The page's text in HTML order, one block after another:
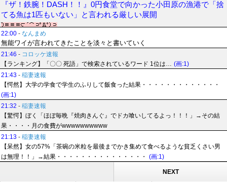
『ザ！鉄腕！DASH！！』0円食堂で向かった小田原の漁港で「捨
てる魚は1匹もいない」と言われる厳しい展開
22:00 - なんまめ
無能ワイが言われてきたことを淡々と書いていく
21:46 - コロッケ速報
【ランキング】「〇〇 死語」で検索されているワード 1位は… (画:1)
21:43 - 稲妻速報
【愕然】大学の学食で学生のふりして飯食った結果・・・・・・・・・・・・・
(画:1)
21:32 - 稲妻速報
【驚愕】ぼく「ほぼ毎晩『焼肉きんぐ』でドカ喰いしてるよっ！！！」→その結
果・・・・月の食費がwwwwwwwwww
21:13 - 稲妻速報
【呆然】女の57%「茶碗の米粒を最後までかき集めて食べるような貧乏くさい男
は無理！！」→結果・・・・・・・・・・・・・・・
(画:1)
NEXT